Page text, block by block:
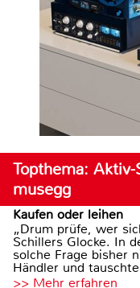
Topthema: Aktiv-
musegg
Kaufen oder leihen
„Drum prüfe, wer
Schillers Glocke. In
solche Frage bisher
Händler und
>> Mehr erfahren